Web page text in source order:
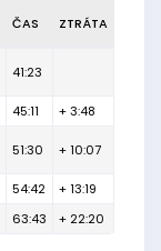
ČAS ZTRÁTA
41:23
45:11 + 3:48
51:30 + 10:07
54:42
+ 13:19
63:43 + 22:20